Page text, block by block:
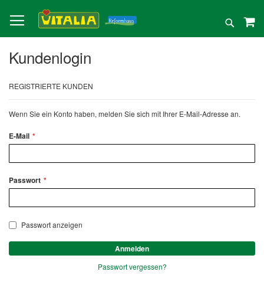
zum
Inhalt
Suche
Kundenlogin
REGISTRIERTE KUNDEN
Wenn Sie ein Konto haben, melden Sie sich mit Ihrer E-Mail-Adresse an.
E-Mail
Passwort
Passwort anzeigen
Anmelden
Passwort vergessen?